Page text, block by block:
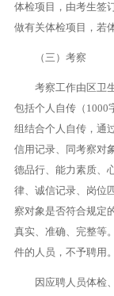
体检项目，由考生签
做有关体检项目，若
（三）考察
考察工作由区卫
包括个人自传（1000
组结合个人自传，通
信用记录、同考察对
德品行、能力素质、
律、诚信记录、岗位
察对象是否符合规定
真实、准确、完整等
件的人员，不予聘用。
因应聘人员体检